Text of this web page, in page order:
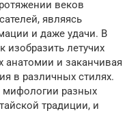
веков
являясь
и даже удачи. В
изобразить летучих
анатомии и заканчивая
в различных стилях.
мифологии разных
традиции, и